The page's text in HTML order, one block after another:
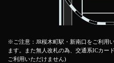
※ご注意：JR桜木町駅・新南口をご利用
ます。また無人改札の為、交通系ICカー
ご利用いただけません)